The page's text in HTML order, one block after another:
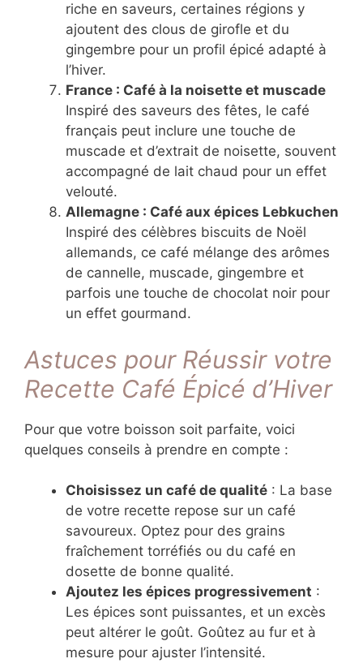
riche en saveurs, certaines régions y
ajoutent des clous de girofle et du
gingembre pour un profil épicé adapté à
l’hiver.
France : Café à la noisette et muscade
Inspiré des saveurs des fêtes, le café
français peut inclure une touche de
muscade et d’extrait de noisette, souvent
accompagné de lait chaud pour un effet
velouté.
Allemagne : Café aux épices Lebkuchen
Inspiré des célèbres biscuits de Noël
allemands, ce café mélange des arômes
de cannelle, muscade, gingembre et
parfois une touche de chocolat noir pour
un effet gourmand.
Astuces pour Réussir votre
Recette Café Épicé d’Hiver
Pour que votre boisson soit parfaite, voici
quelques conseils à prendre en compte :
Choisissez un café de qualité : La base
de votre recette repose sur un café
savoureux. Optez pour des grains
fraîchement torréfiés ou du café en
dosette de bonne qualité.
Ajoutez les épices progressivement :
Les épices sont puissantes, et un excès
peut altérer le goût. Goûtez au fur et à
mesure pour ajuster l’intensité.